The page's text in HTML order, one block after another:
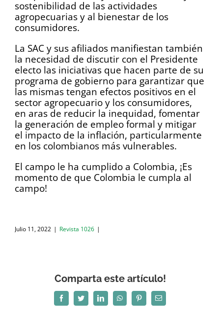
sostenibilidad de las actividades
agropecuarias y al bienestar de los
consumidores.
La SAC y sus afiliados manifiestan también
la necesidad de discutir con el Presidente
electo las iniciativas que hacen parte de su
programa de gobierno para garantizar que
las mismas tengan efectos positivos en el
sector agropecuario y los consumidores,
en aras de reducir la inequidad, fomentar
la generación de empleo formal y mitigar
el impacto de la inflación, particularmente
en los colombianos más vulnerables.
El campo le ha cumplido a Colombia, ¡Es
momento de que Colombia le cumpla al
campo!
Julio 11, 2022 | Revista 1026 |
Comparta este artículo!
FacebookTwitterLinkedInWhatsAppPinterestCorreo
electrónico